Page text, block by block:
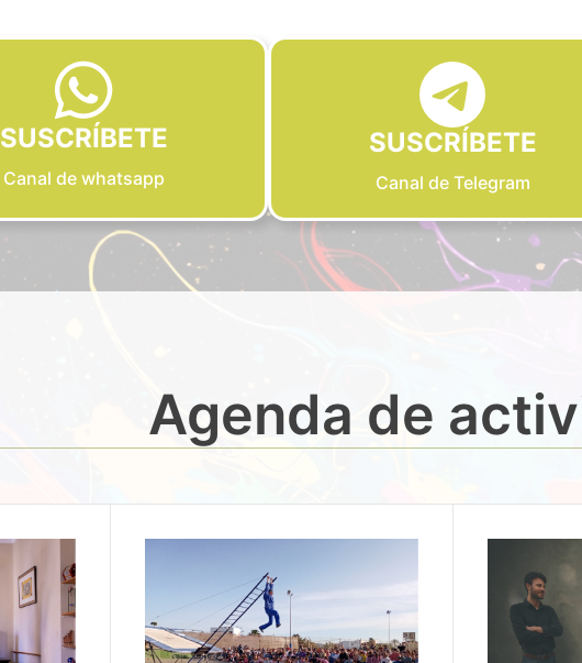
SUSCRÍBETE
Canal de whatsapp
SUSCRÍBETE
Canal de Telegram
Agenda de